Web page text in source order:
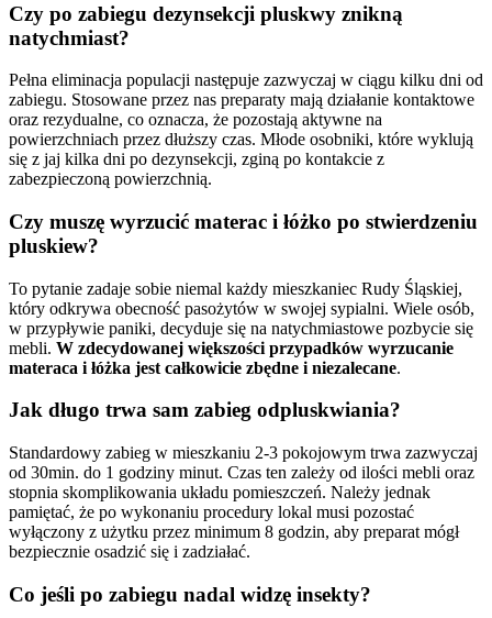
Czy po zabiegu dezynsekcji pluskwy znikną
natychmiast?
Pełna eliminacja populacji następuje zazwyczaj w ciągu kilku dni od
zabiegu. Stosowane przez nas preparaty mają działanie kontaktowe
oraz rezydualne, co oznacza, że pozostają aktywne na
powierzchniach przez dłuższy czas. Młode osobniki, które wyklują
się z jaj kilka dni po dezynsekcji, zginą po kontakcie z
zabezpieczoną powierzchnią.
Czy muszę wyrzucić materac i łóżko po stwierdzeniu
pluskiew?
To pytanie zadaje sobie niemal każdy mieszkaniec Rudy Śląskiej,
który odkrywa obecność pasożytów w swojej sypialni. Wiele osób,
w przypływie paniki, decyduje się na natychmiastowe pozbycie się
mebli. W zdecydowanej większości przypadków wyrzucanie
materaca i łóżka jest całkowicie zbędne i niezalecane.
Jak długo trwa sam zabieg odpluskwiania?
Standardowy zabieg w mieszkaniu 2-3 pokojowym trwa zazwyczaj
od 30min. do 1 godziny minut. Czas ten zależy od ilości mebli oraz
stopnia skomplikowania układu pomieszczeń. Należy jednak
pamiętać, że po wykonaniu procedury lokal musi pozostać
wyłączony z użytku przez minimum 8 godzin, aby preparat mógł
bezpiecznie osadzić się i zadziałać.
Co jeśli po zabiegu nadal widzę insekty?